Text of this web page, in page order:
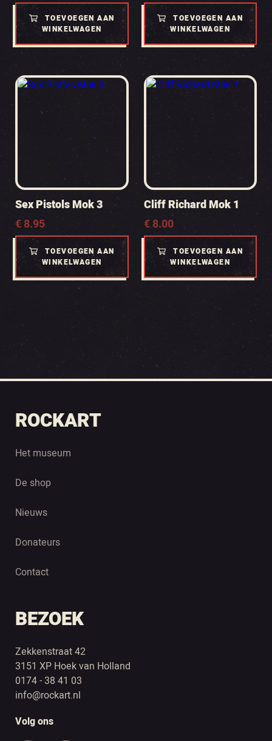
TOEVOEGEN AAN
WINKELWAGEN
TOEVOEGEN AAN
WINKELWAGEN
Sex Pistols Mok 3
€8.95
TOEVOEGEN AAN
WINKELWAGEN
Cliff Richard Mok 1
€8.00
TOEVOEGEN AAN
WINKELWAGEN
ROCKART
Het museum
De shop
Nieuws
Donateurs
Contact
BEZOEK
Zekkenstraat 42
3151 XP Hoek van Holland
0174 - 38 41 03
info@rockart.nl
Volg ons